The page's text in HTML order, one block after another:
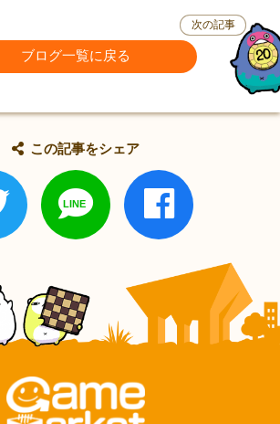
ブログ一覧に戻る
次の記事
この記事をシェア